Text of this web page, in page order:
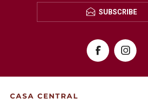
SUBSCRIBE
CASA CENTRAL